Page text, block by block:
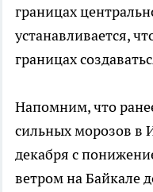
границах
устанавливается,
границах
Напомним, что
сильных морозов в
декабря с
ветром на Байкале